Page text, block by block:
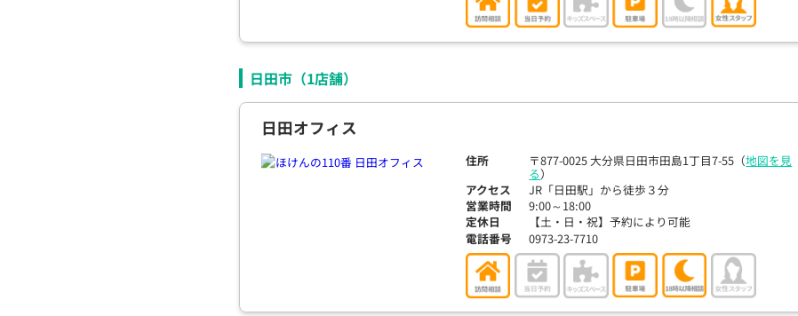
日田市（1店舗）
日田オフィス
住所 〒877-0025 大分県日田市田島1丁目7-55（地図を見
る）
アクセス
JR「日田駅」から徒歩３分
営業時間
9:00～18:00
定休日
【土・日・祝】予約により可能
電話番号
0973-23-7710